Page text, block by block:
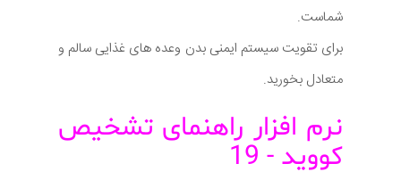
شماست.
برای تقویت سیستم ایمنی بدن وعده های غذایی سالم و
متعادل بخورید.
نرم افزار راهنمای تشخیص
کووید - 19